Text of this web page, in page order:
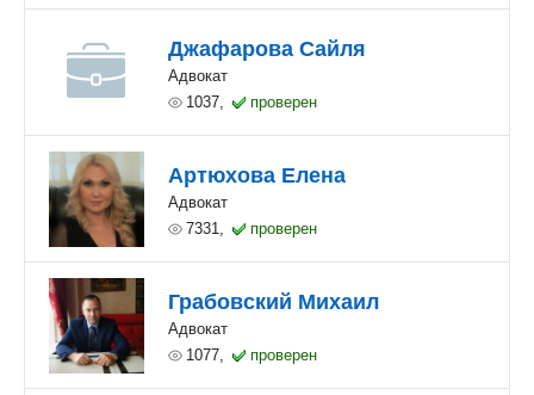
Джафарова Сайля
Адвокат
1037,
проверен
Артюхова Елена
Адвокат
7331,
проверен
Грабовский Михаил
Адвокат
1077,
проверен